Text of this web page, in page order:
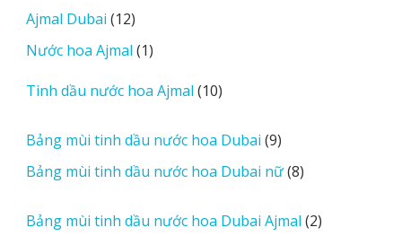
v
e
s
Ajmal Dubai 1212
sản
phẩm
Nước hoa Ajmal 11
phẩm
Tinh dầu nước hoa Ajmal 1010
phẩm
Bảng mùi tinh dầu nước hoa Dubai 99
sản
phẩm
Bảng mùi tinh dầu nước hoa Dubai nữ 88
phẩm
Bảng mùi tinh dầu nước hoa Dubai Ajmal 22